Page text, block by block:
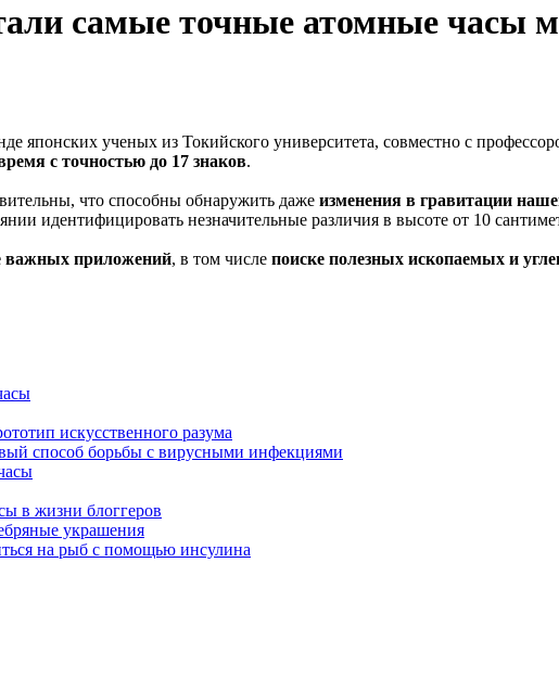
самые точные атомные часы
японских ученых из Токийского университета, совместно с
с точностью до 17 знаков.
что способны обнаружить даже изменения в гравитации
идентифицировать незначительные различия в высоте от 10
важных приложений, в том числе поиске полезных ископаемых и
искусственного разума
способ борьбы с вирусными инфекциями
в жизни блоггеров
украшения
на рыб с помощью инсулина